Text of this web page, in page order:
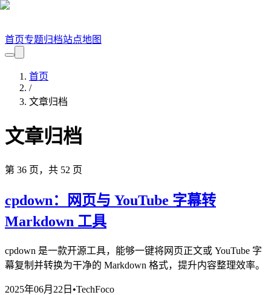
首页专题归档站点地图
首页
/
文章归档
文章归档
第 36 页，共 52 页
cpdown：网页与 YouTube 字幕转
Markdown 工具
cpdown 是一款开源工具，能够一键将网页正文或 YouTube 字
幕复制并转换为干净的 Markdown 格式，提升内容整理效率。
2025年06月22日 •TechFoco